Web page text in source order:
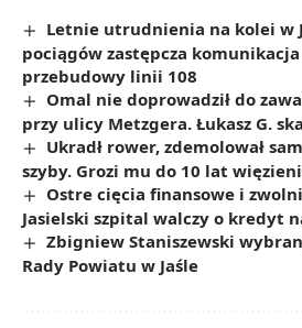
Letnie utrudnienia na kolei w
pociągów zastępcza
przebudowy linii 108
Omal nie doprowadził do
przy ulicy Metzgera. Łukasz G.
Ukradł rower, zdemolował
szyby. Grozi mu do 10 lat
Ostre cięcia finansowe i
Jasielski szpital walczy o kredyt
Zbigniew Staniszewski
Rady Powiatu w Jaśle